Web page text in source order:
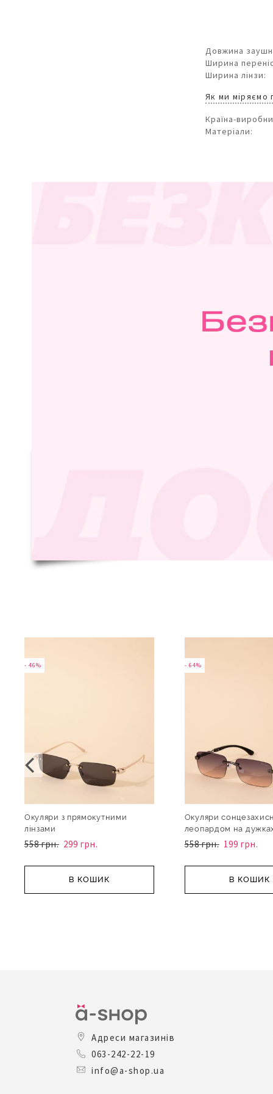
Довжина
Ширина
Ширина лінзи:
Як ми міряємо
Країна-
Матеріали:
- 46%
Окуляри з прямокутними
лінзами
558 грн. 299 грн.
В КОШИК
- 64%
Окуляри
леопардом на
558 грн. 199 грн.
В КОШИК
Адреси магазинів
063-242-22-19
info@a-shop.ua